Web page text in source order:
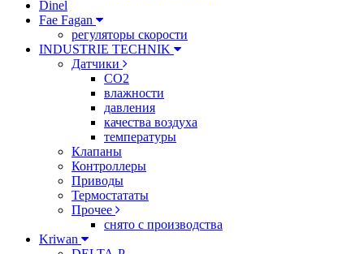
Dinel
Fae Fagan
регуляторы скорости
INDUSTRIE TECHNIK
Датчики
CO2
влажности
давления
качества воздуха
температуры
Клапаны
Контроллеры
Приводы
Термостататы
Прочее
снято с производства
Kriwan